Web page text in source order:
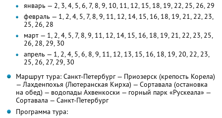
январь — 2, 3, 4, 5, 6, 7, 8, 9, 10, 11, 12, 15, 18, 19, 22, 25, 26, 29
февраль — 1, 2, 4, 5, 7, 8, 9, 11, 12, 14, 15, 16, 18, 19, 21, 22, 23,
25, 26, 28
март — 1, 2, 4, 5, 7, 8, 9, 11, 12, 14, 15, 16, 18, 19, 21, 22, 23, 25,
26, 28, 29, 30
апрель — 1, 2, 4, 5, 6, 8, 9, 11, 12, 13, 15, 16, 18, 19, 20, 22, 23,
25, 26, 27, 29, 30
Маршрут тура: Санкт-Петербург — Приозерск (крепость Корела)
— Лахденпохья (Лютеранская Кирха) — Сортавала (остановка
на обед) — водопады Ахвенкоски — горный парк «Рускеала» —
Сортавала — Санкт-Петербург
Программа тура: